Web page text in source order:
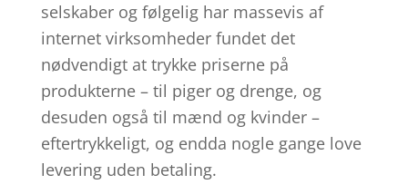
selskaber og følgelig har massevis af
internet virksomheder fundet det
nødvendigt at trykke priserne på
produkterne – til piger og drenge, og
desuden også til mænd og kvinder –
eftertrykkeligt, og endda nogle gange love
levering uden betaling.